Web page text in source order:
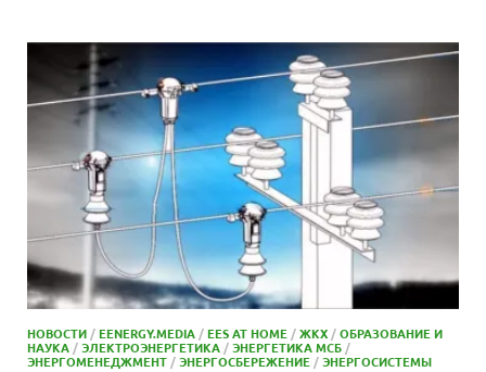
НОВОСТИ/EENERGY.MEDIA/EES AT HOME/ЖКХ/ОБРАЗОВАНИЕ И
НАУКА/ЭЛЕКТРОЭНЕРГЕТИКА/ЭНЕРГЕТИКА МСБ/
ЭНЕРГОМЕНЕДЖМЕНТ/ЭНЕРГОСБЕРЕЖЕНИЕ/ЭНЕРГОСИСТЕМЫ